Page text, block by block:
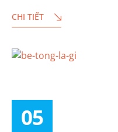
sụt không phù hợp, bê
…
CHI TIẾT
05